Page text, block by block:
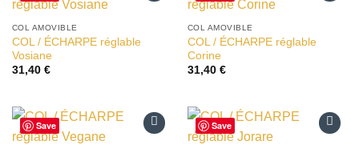
d’envies
COL AMOVIBLE
COL / ÉCHARPE réglable
Vosiane
31,40 €
d’envies
COL AMOVIBLE
COL / ÉCHARPE réglable
Corine
31,40 €
Save Save